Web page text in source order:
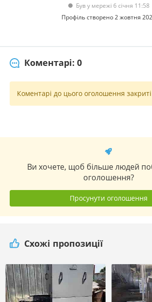
Був у мережі 6 січня 11:58
Профіль створено 2 жовтня
Коментарі: 0
Коментарі до цього оголошення закриті
Ви хочете, щоб більше людей
оголошення?
Просунути оголошення
Схожі пропозиції